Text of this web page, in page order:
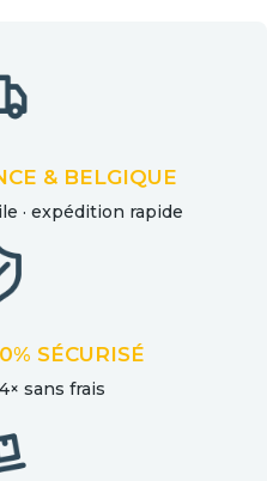
& BELGIQUE
· expédition rapide
SÉCURISÉ
sans frais